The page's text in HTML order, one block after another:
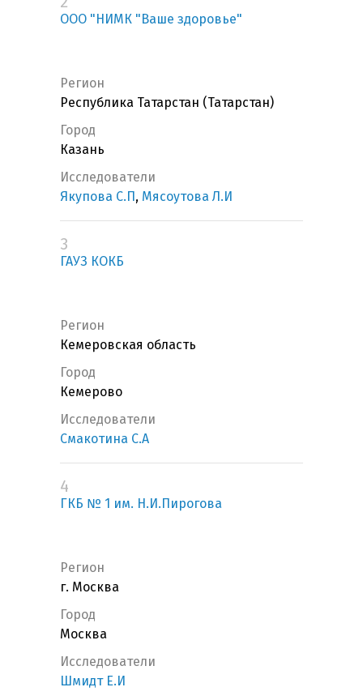
ООО "НИМК "Ваше здоровье"
Регион
Республика Татарстан (Татарстан)
Город
Казань
Исследователи
Якупова С.П , Мясоутова Л.И
3
ГАУЗ КОКБ
Регион
Кемеровская область
Город
Кемерово
Исследователи
Смакотина С.А
4
ГКБ № 1 им. Н.И.Пирогова
Регион
г. Москва
Город
Москва
Исследователи
Шмидт Е.И